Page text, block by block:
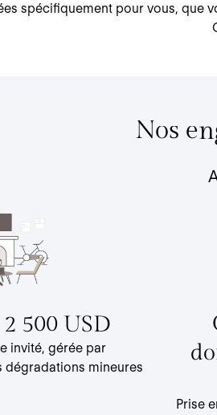
spécifiquement pour vous, que
Nos
500 USD
invité, gérée par
dégradations mineures
Prise